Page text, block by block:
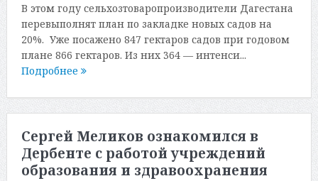
В этом году сельхозтоваропроизводители Дагестана
перевыполнят план по закладке новых садов на
20%. Уже посажено 847 гектаров садов при годовом
плане 866 гектаров. Из них 364 — интенси...
Подробнее
Сергей Меликов ознакомился в
Дербенте с работой учреждений
образования и здравоохранения